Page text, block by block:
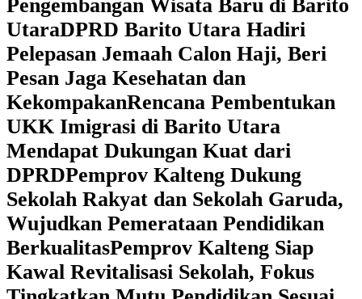
Pengembangan Wisata Baru di Barito
UtaraDPRD Barito Utara Hadiri
Pelepasan Jemaah Calon Haji, Beri
Pesan Jaga Kesehatan dan
KekompakanRencana Pembentukan
UKK Imigrasi di Barito Utara
Mendapat Dukungan Kuat dari
DPRD‎Pemprov Kalteng Dukung
Sekolah Rakyat dan Sekolah Garuda,
Wujudkan Pemerataan Pendidikan
Berkualitas‎Pemprov Kalteng Siap
Kawal Revitalisasi Sekolah, Fokus